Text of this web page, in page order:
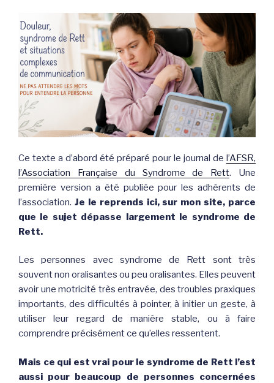
Ce texte a d’abord été préparé pour le journal de l’AFSR,
l’Association Française du Syndrome de Rett. Une
première version a été publiée pour les adhérents de
l’association. Je le reprends ici, sur mon site, parce
que le sujet dépasse largement le syndrome de
Rett.
Les personnes avec syndrome de Rett sont très
souvent non oralisantes ou peu oralisantes. Elles peuvent
avoir une motricité très entravée, des troubles praxiques
importants, des difficultés à pointer, à initier un geste, à
utiliser leur regard de manière stable, ou à faire
comprendre précisément ce qu’elles ressentent.
Mais ce qui est vrai pour le syndrome de Rett l’est
aussi pour beaucoup de personnes concernées